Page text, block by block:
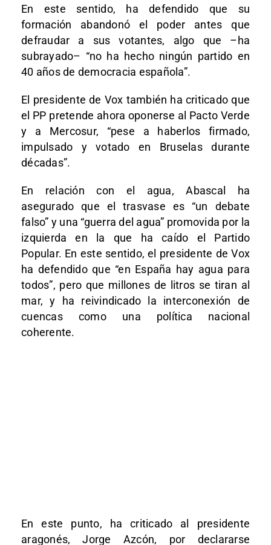
En este sentido, ha defendido que su
formación abandonó el poder antes que
defraudar a sus votantes, algo que –ha
subrayado– “no ha hecho ningún partido en
40 años de democracia española”.
El presidente de Vox también ha criticado que
el PP pretende ahora oponerse al Pacto Verde
y a Mercosur, “pese a haberlos firmado,
impulsado y votado en Bruselas durante
décadas”.
En relación con el agua, Abascal ha
asegurado que el trasvase es “un debate
falso” y una “guerra del agua” promovida por la
izquierda en la que ha caído el Partido
Popular. En este sentido, el presidente de Vox
ha defendido que “en España hay agua para
todos”, pero que millones de litros se tiran al
mar, y ha reivindicado la interconexión de
cuencas como una política nacional
coherente.
En este punto, ha criticado al presidente
aragonés, Jorge Azcón, por declararse